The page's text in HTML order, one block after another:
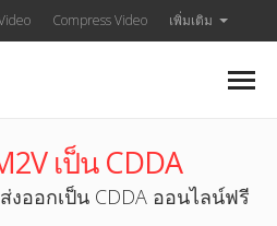
Compress Video เพิ่มเติม
เป็น CDDA
งออกเป็น CDDA ออนไลน์ฟรี